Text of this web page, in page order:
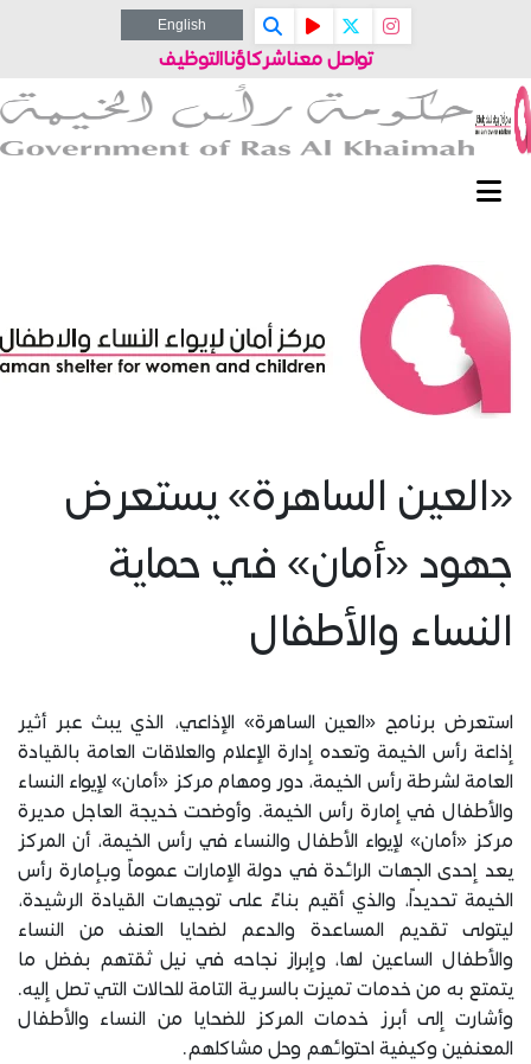
English
تواصل معناشركاؤناالتوظيف
«العين الساهرة» يستعرض
جهود «أمان» في حماية
النساء والأطفال
استعرض برنامج «العين الساهرة» الإذاعي، الذي يبث عبر أثير
إذاعة رأس الخيمة وتعده إدارة الإعلام والعلاقات العامة بالقيادة
العامة لشرطة رأس الخيمة، دور ومهام مركز «أمان» لإيواء النساء
والأطفال في إمارة رأس الخيمة. وأوضحت خديجة العاجل مديرة
مركز «أمان» لإيواء الأطفال والنساء في رأس الخيمة، أن المركز
يعد إحدى الجهات الرائدة في دولة الإمارات عموماً وبإمارة رأس
الخيمة تحديداً، والذي أقيم بناءً على توجيهات القيادة الرشيدة،
ليتولى تقديم المساعدة والدعم لضحايا العنف من النساء
والأطفال الساعين لها، وإبراز نجاحه في نيل ثقتهم بفضل ما
يتمتع به من خدمات تميزت بالسرية التامة للحالات التي تصل إليه.
وأشارت إلى أبرز خدمات المركز للضحايا من النساء والأطفال
المعنفين وكيفية احتوائهم وحل مشاكلهم.